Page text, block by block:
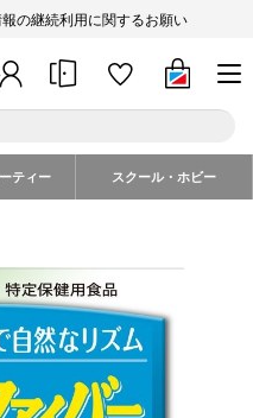
の継続利用に関するお願い
ティー スクール・ホビー